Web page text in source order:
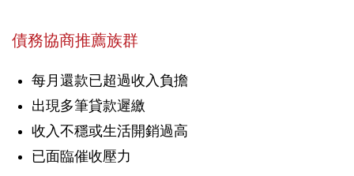
債務協商推薦族群
每月還款已超過收入負擔
出現多筆貸款遲繳
收入不穩或生活開銷過高
已面臨催收壓力